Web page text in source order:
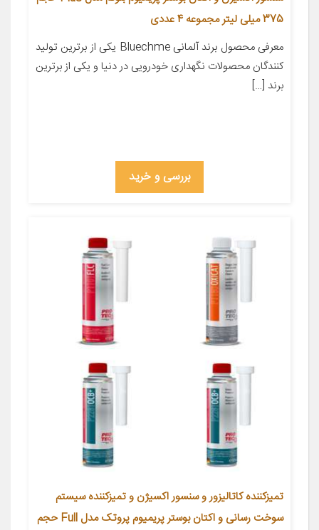
375 میلی لیتر مجموعه 4 عددی
معرفی محصول برند آلمانی Bluechme یکی از برترین تولید
کنندگان محصولات نگهداری خودرویی در دنیا و یکی از برترین
برند […]
بررسی و خرید
تمیزکننده کاتالیزور و سنسور اکسیژن و تمیزکننده سیستم
سوخت رسانی و اکتان بوستر پریمیوم پروتک مدل Full حجم